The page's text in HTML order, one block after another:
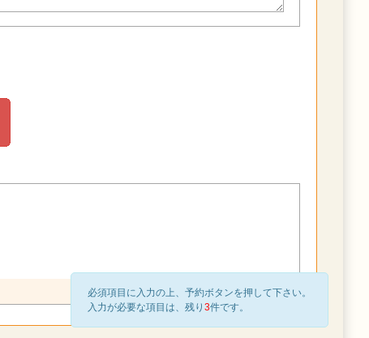
必須項目に入力の上、予約ボタンを押して下さい。
入力が必要な項目は、残り 3件です。